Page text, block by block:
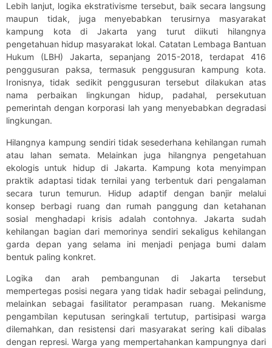
Lebih lanjut, logika ekstrativisme tersebut, baik secara langsung
maupun tidak, juga menyebabkan terusirnya masyarakat
kampung kota di Jakarta yang turut diikuti hilangnya
pengetahuan hidup masyarakat lokal. Catatan Lembaga Bantuan
Hukum (LBH) Jakarta, sepanjang 2015-2018, terdapat 416
penggusuran paksa, termasuk penggusuran kampung kota.
Ironisnya, tidak sedikit penggusuran tersebut dilakukan atas
nama perbaikan lingkungan hidup, padahal, persekutuan
pemerintah dengan korporasi lah yang menyebabkan degradasi
lingkungan.
Hilangnya kampung sendiri tidak sesederhana kehilangan rumah
atau lahan semata. Melainkan juga hilangnya pengetahuan
ekologis untuk hidup di Jakarta. Kampung kota menyimpan
praktik adaptasi tidak ternilai yang terbentuk dari pengalaman
secara turun temurun. Hidup adaptif dengan banjir melalui
konsep berbagi ruang dan rumah panggung dan ketahanan
sosial menghadapi krisis adalah contohnya. Jakarta sudah
kehilangan bagian dari memorinya sendiri sekaligus kehilangan
garda depan yang selama ini menjadi penjaga bumi dalam
bentuk paling konkret.
Logika dan arah pembangunan di Jakarta tersebut
mempertegas posisi negara yang tidak hadir sebagai pelindung,
melainkan sebagai fasilitator perampasan ruang. Mekanisme
pengambilan keputusan seringkali tertutup, partisipasi warga
dilemahkan, dan resistensi dari masyarakat sering kali dibalas
dengan represi. Warga yang mempertahankan kampungnya dari